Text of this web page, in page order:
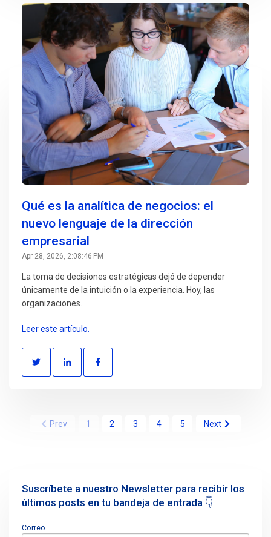
Qué es la analítica de negocios: el
nuevo lenguaje de la dirección
empresarial
Apr 28, 2026, 2:08:46 PM
La toma de decisiones estratégicas dejó de depender
únicamente de la intuición o la experiencia. Hoy, las
organizaciones...
Leer este artículo.
Prev 1 2 3 4 5 Next
Suscríbete a nuestro Newsletter para recibir los
últimos posts en tu bandeja de entrada 👇
Correo